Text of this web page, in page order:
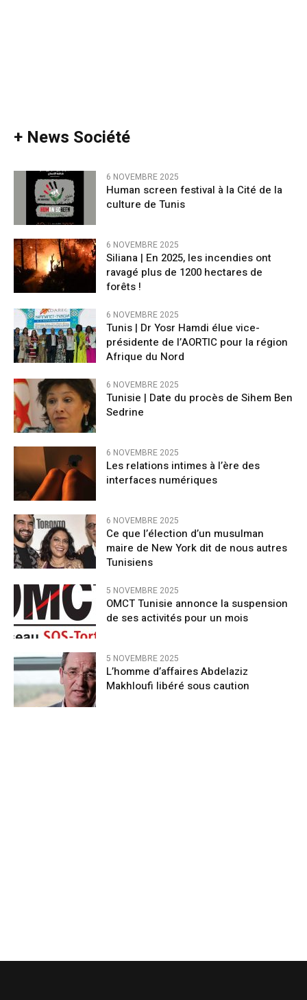
+ News Société
6 NOVEMBRE 2025
Human screen festival à la Cité de la
culture de Tunis
6 NOVEMBRE 2025
Siliana | En 2025, les incendies ont
ravagé plus de 1200 hectares de
forêts !
6 NOVEMBRE 2025
Tunis | Dr Yosr Hamdi élue vice-
présidente de l’AORTIC pour la région
Afrique du Nord
6 NOVEMBRE 2025
Tunisie | Date du procès de Sihem Ben
Sedrine
6 NOVEMBRE 2025
Les relations intimes à l’ère des
interfaces numériques
6 NOVEMBRE 2025
Ce que l’élection d’un musulman
maire de New York dit de nous autres
Tunisiens
5 NOVEMBRE 2025
OMCT Tunisie annonce la suspension
de ses activités pour un mois
5 NOVEMBRE 2025
L’homme d’affaires Abdelaziz
Makhloufi libéré sous caution